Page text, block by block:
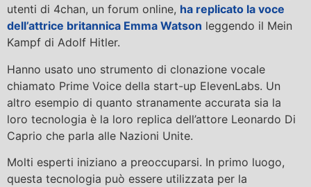
utenti di 4chan, un forum online, ha replicato la voce
dell’attrice britannica Emma Watson leggendo il Mein
Kampf di Adolf Hitler.
Hanno usato uno strumento di clonazione vocale
chiamato Prime Voice della start-up ElevenLabs. Un
altro esempio di quanto stranamente accurata sia la
loro tecnologia è la loro replica dell’attore Leonardo Di
Caprio che parla alle Nazioni Unite.
Molti esperti iniziano a preoccuparsi. In primo luogo,
questa tecnologia può essere utilizzata per la